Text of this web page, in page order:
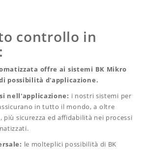
controllo in
offre ai sistemi BK Mikro
possibilità d'applicazione.
nell'applicazione: i nostri sistemi per
in tutto il mondo, a oltre
più sicurezza ed affidabilità nei processi
le molteplici possibilità di BK